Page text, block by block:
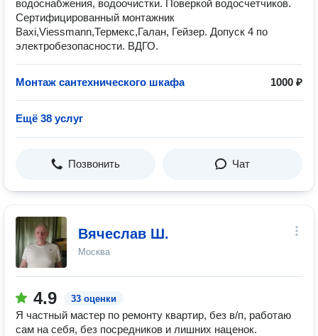
водоснабжения, водоочистки. Поверкой водосчетчиков.
Сертифицированный монтажник
Baxi,Viessmann,Термекс,Галан, Гейзер. Допуск 4 по
электробезопасности. ВДГО.
Монтаж сантехнического шкафа 1000 ₽
Ещё 38 услуг
Позвонить Чат
Вячеслав Ш.
Москва
4.9 33 оценки
Я частный мастер по ремонту квартир, без в/п, работаю
сам на себя, без посредников и лишних наценок.